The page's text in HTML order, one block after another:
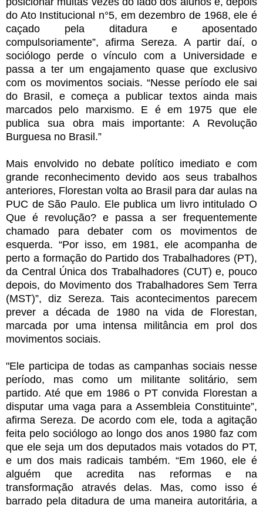
do Ato Institucional n°5, em dezembro de 1968, ele é
caçado pela ditadura e aposentado
compulsoriamente”, afirma Sereza. A partir daí, o
sociólogo perde o vínculo com a Universidade e
passa a ter um engajamento quase que exclusivo
com os movimentos sociais. “Nesse período ele sai
do Brasil, e começa a publicar textos ainda mais
marcados pelo marxismo. E é em 1975 que ele
publica sua obra mais importante: A Revolução
Burguesa no Brasil.”
Mais envolvido no debate político imediato e com
grande reconhecimento devido aos seus trabalhos
anteriores, Florestan volta ao Brasil para dar aulas na
PUC de São Paulo. Ele publica um livro intitulado O
Que é revolução? e passa a ser frequentemente
chamado para debater com os movimentos de
esquerda. “Por isso, em 1981, ele acompanha de
perto a formação do Partido dos Trabalhadores (PT),
da Central Única dos Trabalhadores (CUT) e, pouco
depois, do Movimento dos Trabalhadores Sem Terra
(MST)”, diz Sereza. Tais acontecimentos parecem
prever a década de 1980 na vida de Florestan,
marcada por uma intensa militância em prol dos
movimentos sociais.
"Ele participa de todas as campanhas sociais nesse
período, mas como um militante solitário, sem
partido. Até que em 1986 o PT convida Florestan a
disputar uma vaga para a Assembleia Constituinte”,
afirma Sereza. De acordo com ele, toda a agitação
feita pelo sociólogo ao longo dos anos 1980 faz com
que ele seja um dos deputados mais votados do PT,
e um dos mais radicais também. “Em 1960, ele é
alguém que acredita nas reformas e na
transformação através delas. Mas, como isso é
barrado pela ditadura de uma maneira autoritária, a